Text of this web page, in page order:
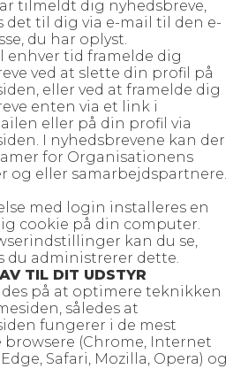
tilmeldt dig nyhedsbreve,
det til dig via e-mail til den e-
du har oplyst.
enhver tid framelde dig
ved at slette din profil på
eller ved at framelde dig
enten via et link i
eller på din profil via
I nyhedsbrevene kan der
for Organisationens
og eller samarbejdspartnere.
med login installeres en
cookie på din computer.
kan du se,
du administrerer dette.
TIL DIT UDSTYR
på at optimere teknikken
således at
fungerer i de mest
browsere (Chrome, Internet
Safari, Mozilla, Opera) og